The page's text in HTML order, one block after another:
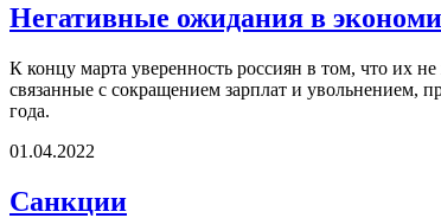
Негативные ожидания в
К концу марта уверенность россиян в том, что их
связанные с сокращением зарплат и увольнением,
года.
01.04.2022
Санкции